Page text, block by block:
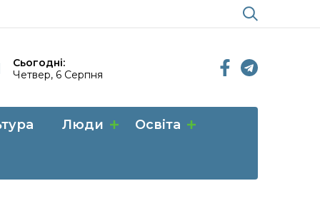
Сьогодні:
Четвер, 6 Серпня
Люди Освіта